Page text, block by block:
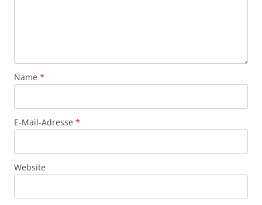
Name *
E-Mail-Adresse *
Website